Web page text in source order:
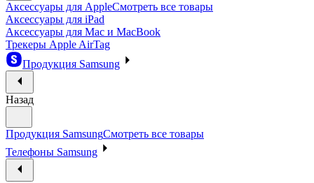
Аксессуары для AppleСмотреть все товары
Аксессуары для iPad
Аксессуары для Mac и MacBook
Трекеры Apple AirTag
Продукция Samsung
Назад
Продукция SamsungСмотреть все товары
Телефоны Samsung